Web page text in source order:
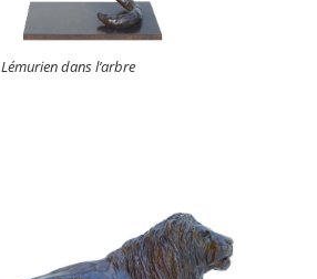
Lémurien dans l’arbre